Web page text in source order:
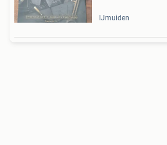
IJmuiden